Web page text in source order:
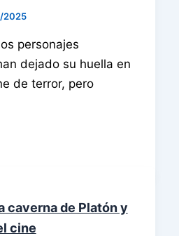
2025
personajes
dejado su huella en
de terror, pero
caverna de Platón y
cine